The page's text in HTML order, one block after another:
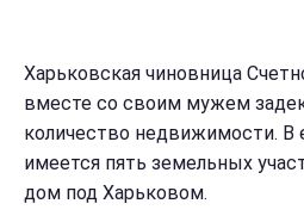
Харьковская чиновница
вместе со своим мужем
количество недвижимости. В
имеется пять земельных
дом под Харьковом.